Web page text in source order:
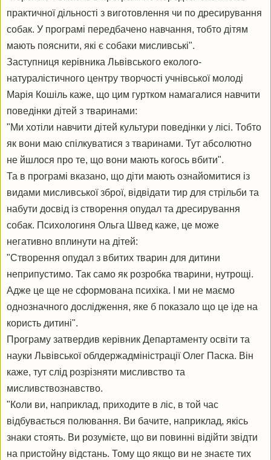
практичної дільності з виготовлення чи по дресирування
собак. У програмі передбачено навчання, тобто дітям
мають пояснити, які є собаки мисливські".
Заступниця керівника Львівського еколого-
натуралістичного центру творчості учнівської молоді
Марія Кошіль каже, що цим гуртком намагалися навчити
поведінки дітей з тваринами:
"Ми хотіли навчити дітей культури поведінки у лісі. Тобто
як вони маю спілкуватися з тваринами. Тут абсолютно
не йшлося про те, що вони мають когось вбити".
Та в програмі вказано, що діти мають ознайомитися із
видами мисливської зброї, відвідати тир для стрільби та
набути досвід із створення опудал та дресирування
собак. Психологиня Ольга Швед каже, це може
негативно вплинути на дітей:
"Створення опудал з вбитих тварин для дитини
неприпустимо. Так само як розробка тварини, нутрощі.
Адже це ще не сформована психіка. І ми не маємо
однозначного дослідження, яке б показало що це іде на
користь дитині".
Програму затвердив керівник Департаменту освіти та
науки Львівської облдержадміністрації Олег Паска. Він
каже, тут слід розрізняти мисливство та
мисливствознавство.
"Коли ви, наприклад, приходите в ліс, в той час
відбувається полювання. Ви бачите, наприклад, якісь
знаки стоять. Ви розумієте, що ви повинні відійти звідти
на пристойну відстань. Тому що якщо ви не знаєте тих